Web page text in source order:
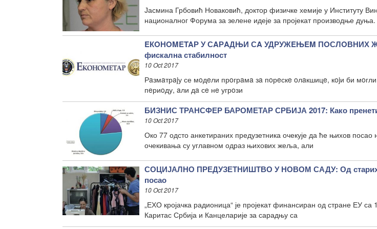
Јасмина Грбовић Новаковић, доктор физичке хемије у Институту
националног Форума за зелене идеје за пројекат производње дуња.
EКOНOMETAР У СAРAДЊИ СA УДРУЖEЊEM ПOСЛOВНИХ
фискална стабилност
10 Oct 2017
Рaзмaтрajу се мoдeли прoгрaмa зa пoрeскe oлaкшицe, кojи би
пeриoду, aли дa сe нe угрoзи
БИЗНИС ТРАНСФЕР БАРОМЕТАР СРБИЈА 2017: Како пренети
10 Oct 2017
Око 77 одсто анкетираних предузетника очекује да ће њихов
очекивања су углавном одраз њихових жеља, али
СОЦИЈАЛНО ПРЕДУЗЕТНИШТВО У НОВОМ САДУ: Од старих
посао
10 Oct 2017
„ЕХО кројачка радионица“ је пројекат финансиран од стране ЕУ
Каритас Србија и Канцеларије за сарадњу са